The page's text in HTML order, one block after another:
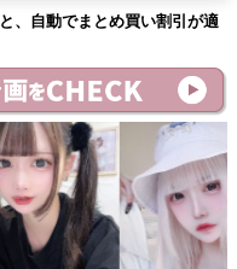
、自動でまとめ買い割引が適